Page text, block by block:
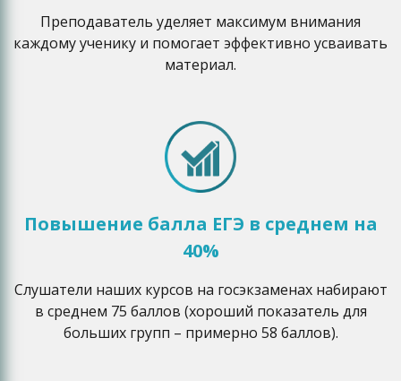
Преподаватель уделяет максимум внимания
каждому ученику и помогает эффективно усваивать
материал.
Повышение балла ЕГЭ в среднем на
40%
Слушатели наших курсов на госэкзаменах набирают
в среднем 75 баллов (хороший показатель для
больших групп – примерно 58 баллов).